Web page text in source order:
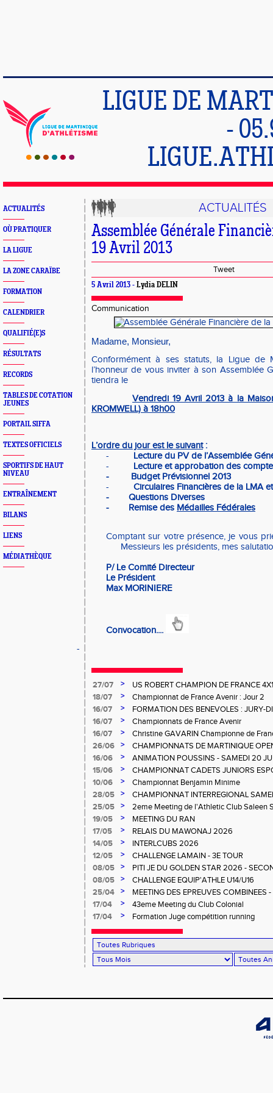
LIGUE DE
-
ACTUALITÉS
OÙ PRATIQUER
LA LIGUE
LA ZONE CARAÏBE
FORMATION
CALENDRIER
QUALIFIÉ(E)S
RÉSULTATS
RECORDS
TABLES DE COTATION
JEUNES
PORTAIL SIFFA
TEXTES OFFICIELS
SPORTIFS DE HAUT
NIVEAU
ENTRAÎNEMENT
BILANS
LIENS
MÉDIATHÈQUE
ACTUALITÉS
Assemblée Générale
19 Avril 2013
Tweet
5 Avril 2013 - Lydia DELIN
Communication
Madame, Monsieur,
Conformément à ses statuts, la Ligue de
l’honneur de vous inviter à son Assemblée
tiendra le
Vendredi 19 Avril 2013 à la
KROMWELL) à 18h00
L’ordre du jour est le suivant:
-
Lecture du PV de l’Assemblée
-
Lecture et approbation des
- Budget Prévisionnel 2013
-
Circulaires Financières de la LMA
- Questions Diverses
- Remise des Médailles Fédérales
Comptant sur votre présence, je vous
Messieurs les présidents, mes
P/ Le Comité Directeur
Le Président
Max MORINIERE
Convocation....
-
27/07 >
US ROBERT CHAMPION DE FRANCE
18/07
>
Championnat de France Avenir : Jour 2
16/07
>
FORMATION DES BENEVOLES : JURY-
16/07
>
Championnats de France Avenir
16/07
>
Christine GAVARIN Championne de
26/06
>
CHAMPIONNATS DE MARTINIQUE
16/06
>
ANIMATION POUSSINS - SAMEDI 20
15/06
>
CHAMPIONNAT CADETS JUNIORS
10/06
>
Championnat Benjamin Minime
28/05
>
CHAMPIONNAT INTERREGIONAL
Gosier
25/05 >
2eme Meeting de l'Athletic Club Saleen
19/05
>
MEETING DU RAN
17/05
>
RELAIS DU MAWONAJ 2026
14/05
>
INTERLCUBS 2026
12/05
>
CHALLENGE LAMAIN - 3E TOUR
08/05
>
PITI JE DU GOLDEN STAR 2026 -
08/05
>
CHALLENGE EQUIP'ATHLE U14/U16
25/04
>
MEETING DES EPREUVES
Salée
17/04 >
43eme Meeting du Club Colonial
17/04
> Formation Juge compétition running